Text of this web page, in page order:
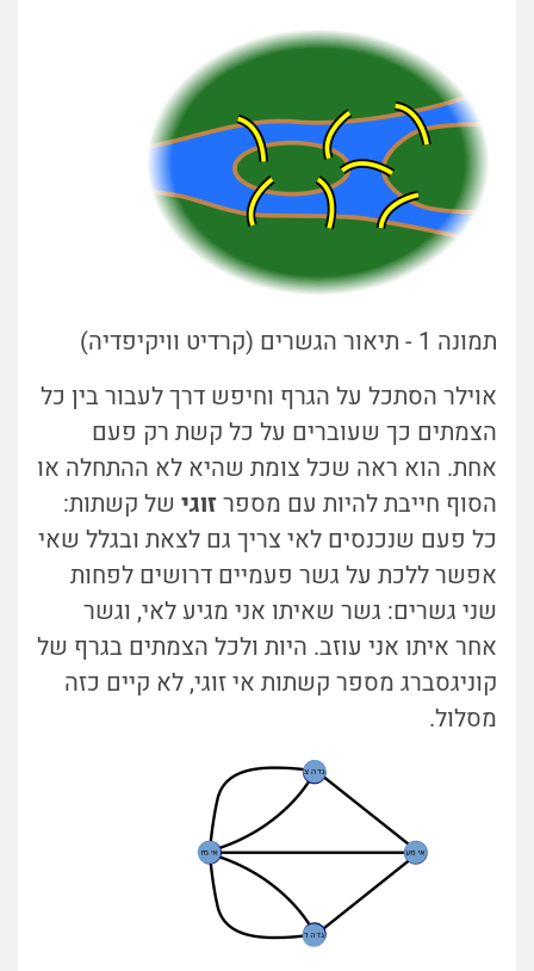
תמונה 1 - תיאור הגשרים (קרדיט וויקיפדיה)
אוילר הסתכל על הגרף וחיפש דרך לעבור בין כל
הצמתים כך שעוברים על כל קשת רק פעם
אחת. הוא ראה שכל צומת שהיא לא ההתחלה או
הסוף חייבת להיות עם מספרזוגי של קשתות:
כל פעם שנכנסים לאי צריך גם לצאת ובגלל שאי
אפשר ללכת על גשר פעמיים דרושים לפחות
שני גשרים: גשר שאיתו אני מגיע לאי, וגשר
אחר איתו אני עוזב. היות ולכל הצמתים בגרף של
קוניגסברג מספר קשתות אי זוגי, לא קיים כזה
מסלול.